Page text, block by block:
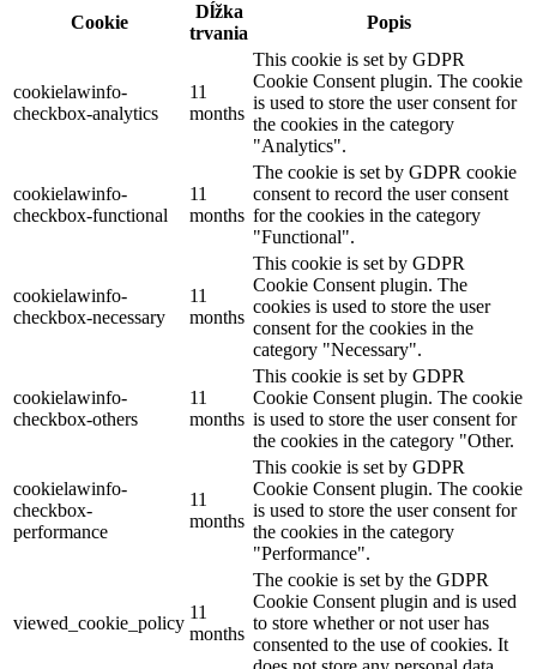
Cookie
Dĺžka
trvania
Popis
cookielawinfo-
checkbox-analytics
11
months
This cookie is set by GDPR
Cookie Consent plugin. The cookie
is used to store the user consent for
the cookies in the category
"Analytics".
cookielawinfo-
checkbox-functional
11
months
The cookie is set by GDPR cookie
consent to record the user consent
for the cookies in the category
"Functional".
cookielawinfo-
checkbox-necessary
11
months
This cookie is set by GDPR
Cookie Consent plugin. The
cookies is used to store the user
consent for the cookies in the
category "Necessary".
cookielawinfo-
checkbox-others
11
months
This cookie is set by GDPR
Cookie Consent plugin. The cookie
is used to store the user consent for
the cookies in the category "Other.
cookielawinfo-
checkbox-
performance
11
months
This cookie is set by GDPR
Cookie Consent plugin. The cookie
is used to store the user consent for
the cookies in the category
"Performance".
viewed_cookie_policy
11
months
The cookie is set by the GDPR
Cookie Consent plugin and is used
to store whether or not user has
consented to the use of cookies. It